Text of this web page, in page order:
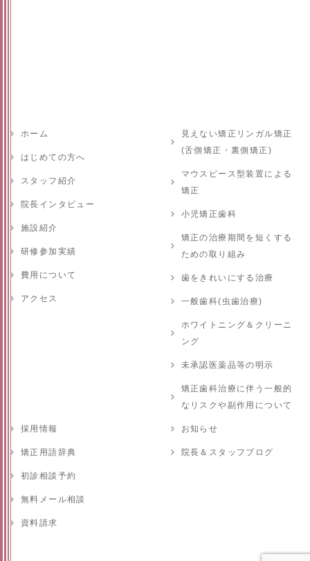
ホーム
はじめての方へ
スタッフ紹介
院長インタビュー
施設紹介
研修参加実績
費用について
アクセス
見えない矯正リンガル矯正
(舌側矯正・裏側矯正)
マウスピース型装置による
矯正
小児矯正歯科
矯正の治療期間を短くする
ための取り組み
歯をきれいにする治療
一般歯科(虫歯治療)
ホワイトニング＆クリーニ
ング
未承認医薬品等の明示
矯正歯科治療に伴う一般的
なリスクや副作用について
採用情報
矯正用語辞典
初診相談予約
無料メール相談
資料請求
お知らせ
院長＆スタッフブログ